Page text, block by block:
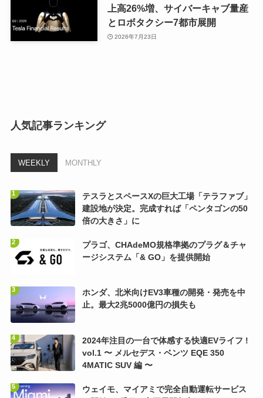
上高26%増、サイバーキャブ量産
とロボタクシー7都市展開
2026年7月23日
人気記事ランキング
WEEKLY MONTHLY
テスラとスペースXの巨大工場「テラファブ」
建設地が決定。完成すれば「ペンタゴンの50
倍の大きさ」に
プラゴ、CHAdeMO規格準拠のプラグ＆チャ
ージシステム「& GO」を提供開始
ホンダ、北米向けEV3車種の開発・発売を中
止。最大2兆5000億円の損失も
2024年注目の一台で体感する快適EVライフ !
vol.1 〜 メルセデス・ベンツ EQE 350
4MATIC SUV 編 〜
ウェイモ、マイアミで完全自動運転サービス